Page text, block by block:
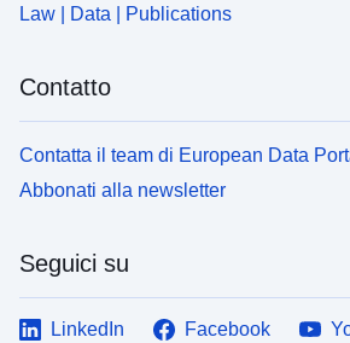
Law | Data | Publications
Contatto
Contatta il team di European Data
Abbonati alla newsletter
Seguici su
LinkedIn Facebook